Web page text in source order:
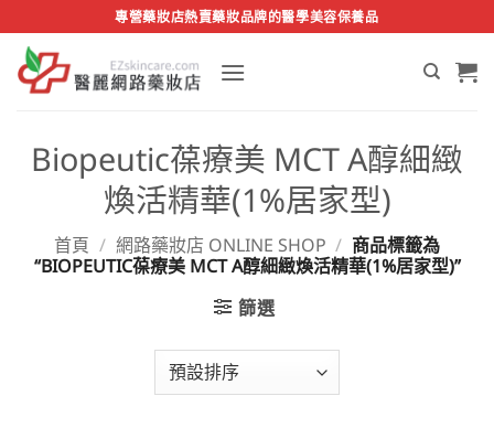
to
content
專營藥妝店熱賣藥妝品牌的醫學美容保養品
Biopeutic葆療美 MCT A醇細緻
煥活精華(1%居家型)
首頁 / 網路藥妝店 ONLINE SHOP / 商品標籤為
“BIOPEUTIC葆療美 MCT A醇細緻煥活精華(1%居家型)”
篩選